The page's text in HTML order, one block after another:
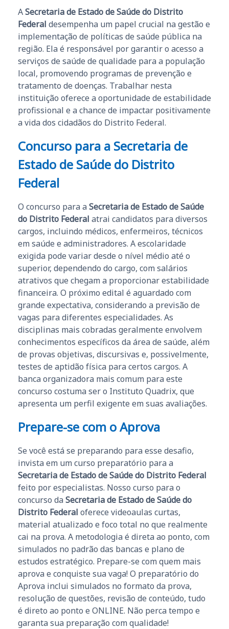
ASecretaria de Estado de Saúde do Distrito
Federal desempenha um papel crucial na gestão e
implementação de políticas de saúde pública na
região. Ela é responsável por garantir o acesso a
serviços de saúde de qualidade para a população
local, promovendo programas de prevenção e
tratamento de doenças. Trabalhar nesta
instituição oferece a oportunidade de estabilidade
profissional e a chance de impactar positivamente
a vida dos cidadãos do Distrito Federal.
Concurso para a Secretaria de
Estado de Saúde do Distrito
Federal
O concurso para a Secretaria de Estado de Saúde
do Distrito Federal atrai candidatos para diversos
cargos, incluindo médicos, enfermeiros, técnicos
em saúde e administradores. A escolaridade
exigida pode variar desde o nível médio até o
superior, dependendo do cargo, com salários
atrativos que chegam a proporcionar estabilidade
financeira. O próximo edital é aguardado com
grande expectativa, considerando a previsão de
vagas para diferentes especialidades. As
disciplinas mais cobradas geralmente envolvem
conhecimentos específicos da área de saúde, além
de provas objetivas, discursivas e, possivelmente,
testes de aptidão física para certos cargos. A
banca organizadora mais comum para este
concurso costuma ser o Instituto Quadrix, que
apresenta um perfil exigente em suas avaliações.
Prepare-se com o Aprova
Se você está se preparando para esse desafio,
invista em um curso preparatório para a
Secretaria de Estado de Saúde do Distrito Federal
feito por especialistas. Nosso curso para o
concurso da Secretaria de Estado de Saúde do
Distrito Federal oferece videoaulas curtas,
material atualizado e foco total no que realmente
cai na prova. A metodologia é direta ao ponto, com
simulados no padrão das bancas e plano de
estudos estratégico. Prepare-se com quem mais
aprova e conquiste sua vaga! O preparatório do
Aprova inclui simulados no formato da prova,
resolução de questões, revisão de conteúdo, tudo
é direto ao ponto e ONLINE. Não perca tempo e
garanta sua preparação com qualidade!